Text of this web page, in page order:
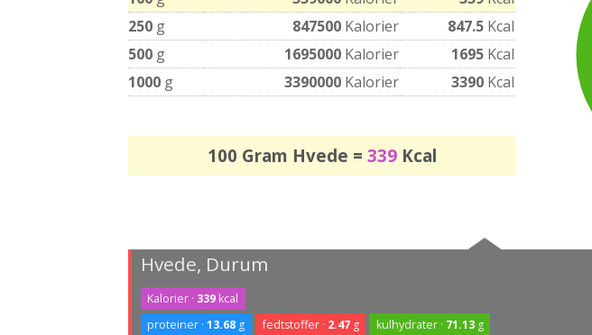
250 g 847500 Kalorier 847.5 Kcal
500 g 1695000 Kalorier 1695 Kcal
1000 g 3390000 Kalorier 3390 Kcal
100 Gram Hvede = 339Kcal
Hvede, Durum
Kalorier · 339 kcal
proteiner ·13.68 g fedtstoffer · 2.47g kulhydrater · 71.13g